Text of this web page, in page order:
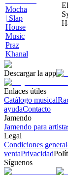
Mocha
| Slap
House
Music
Praz
Khanal
Descargar la app
Enlaces útiles
Catálogo musical
ayudaContacto
Jamendo
Jamendo para
Legal
Condiciones
ventaPrivacidad
Síguenos